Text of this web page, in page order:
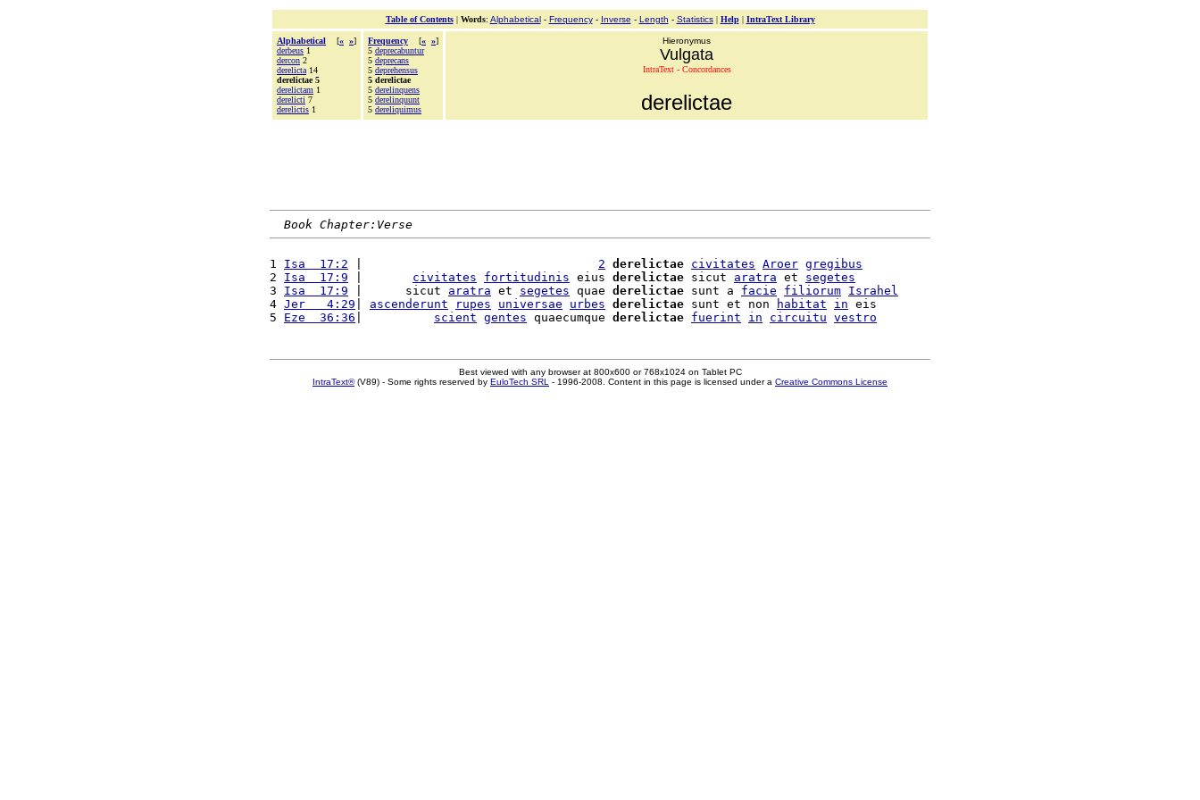
Table of Contents| Words: Alphabetical- Frequency- Inverse - Length - Statistics| Help| IntraText Library
Alphabetical [« »]
derbeus 1
dercon 2
derelicta 14
derelictae 5
derelictam 1
derelicti 7
derelictis 1
Frequency [« »]
5 deprecabuntur
5 deprecans
5 deprehensus
5 derelictae
5 derelinquens
5 derelinquunt
5 dereliquimus
Hieronymus
Vulgata
IntraText - Concordances
derelictae
Book Chapter:Verse
1 Isa  17:2 2 derelictae civitates Aroer gregibus
2 Isa  17:9 civitates fortitudinis eius derelictae sicut aratra et segetes
3 Isa  17:9 |      sicut aratra et segetes quae derelictae sunt a facie filiorum Israhel
4 Jer   4:29 ascenderunt rupes universae urbes derelictae sunt et non habitat in eis
5 Eze  36:36 scient gentes quaecumque derelictae fuerint in circuitu vestro
Best viewed with any browser at 800x600 or 768x1024 on Tablet PC
IntraText®(V89) - Some rights reserved by EuloTech SRL - 1996-2008. Content in this page is licensed under a Creative Commons License